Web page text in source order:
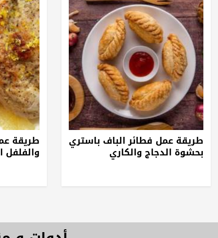
طريقة عمل فطائر الباف باستري
بحشوة الدجاج والكاري
طريقة
والفلفل